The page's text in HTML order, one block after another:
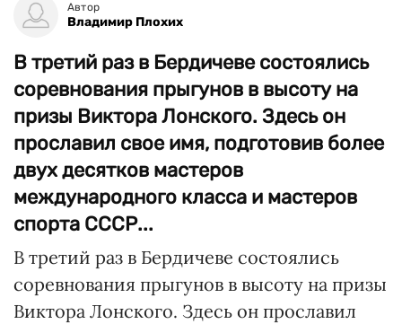
Автор
Владимир Плохих
В третий раз в Бердичеве состоялись
соревнования прыгунов в высоту на
призы Виктора Лонского. Здесь он
прославил свое имя, подготовив более
двух десятков мастеров
международного класса и мастеров
спорта СССР...
В третий раз в Бердичеве состоялись
соревнования прыгунов в высоту на призы
Виктора Лонского. Здесь он прославил